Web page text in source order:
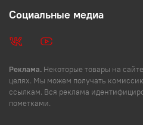
Социальные медиа
Реклама. Некоторые товары на
целях. Мы можем получать
ссылкам. Вся реклама
пометками.